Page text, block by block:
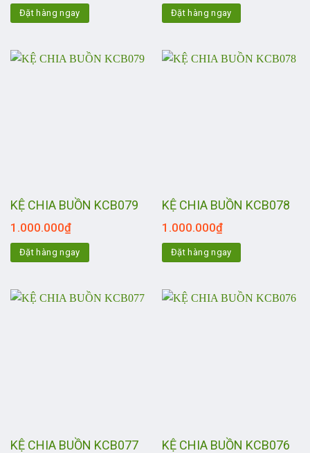
Đặt hàng ngay Đặt hàng ngay
KỆ CHIA BUỒN KCB079
1.000.000₫
Đặt hàng ngay
KỆ CHIA BUỒN KCB078
1.000.000₫
Đặt hàng ngay
KỆ CHIA BUỒN KCB077 KỆ CHIA BUỒN KCB076